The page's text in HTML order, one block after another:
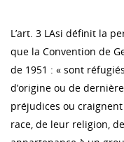
L’art. 3 LAsi définit la
que la Convention de
de 1951 : « sont
d’origine ou de
préjudices ou
race, de leur religion,